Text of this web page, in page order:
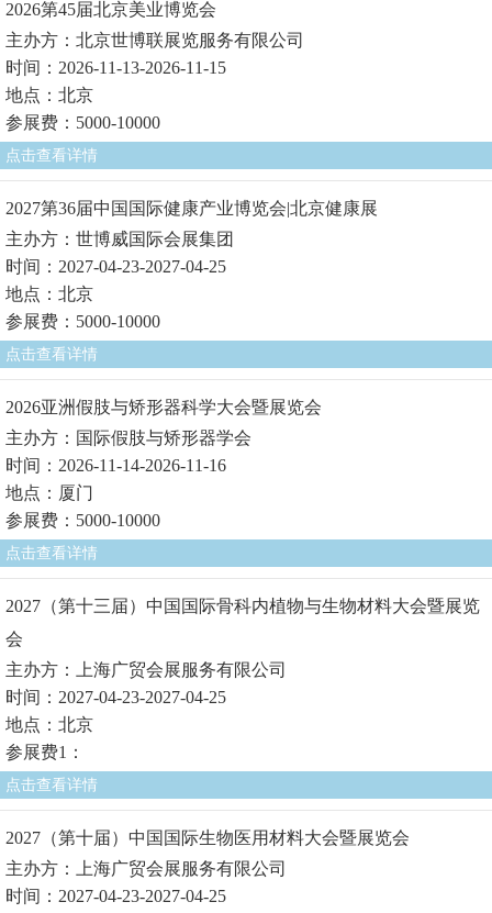
2026第45届北京美业博览会
主办方：北京世博联展览服务有限公司
时间：2026-11-13-2026-11-15
地点：北京
参展费：5000-10000
点击查看详情
2027第36届中国国际健康产业博览会|北京健康展
主办方：世博威国际会展集团
时间：2027-04-23-2027-04-25
地点：北京
参展费：5000-10000
点击查看详情
2026亚洲假肢与矫形器科学大会暨展览会
主办方：国际假肢与矫形器学会
时间：2026-11-14-2026-11-16
地点：厦门
参展费：5000-10000
点击查看详情
2027（第十三届）中国国际骨科内植物与生物材料大会暨展览
会
主办方：上海广贸会展服务有限公司
时间：2027-04-23-2027-04-25
地点：北京
参展费1：
点击查看详情
2027（第十届）中国国际生物医用材料大会暨展览会
主办方：上海广贸会展服务有限公司
时间：2027-04-23-2027-04-25